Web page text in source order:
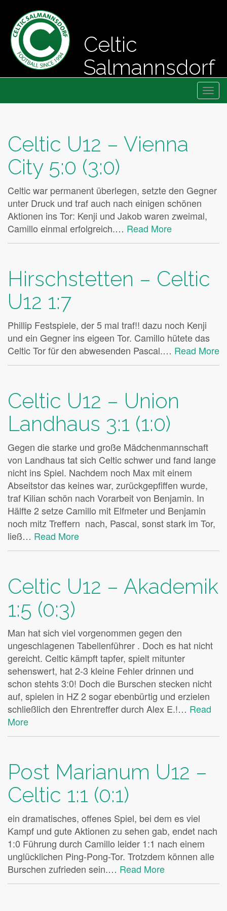
Celtic
Salmannsdorf
Menu
Celtic U12 – Vienna
City 5:0 (3:0)
Celtic war permanent überlegen, setzte den Gegner
unter Druck und traf auch nach einigen schönen
Aktionen ins Tor: Kenji und Jakob waren zweimal,
Camillo einmal erfolgreich.… Read More
Hirschstetten – Celtic
U12 1:7
Phillip Festspiele, der 5 mal traf!! dazu noch Kenji
und ein Gegner ins eigeen Tor. Camillo hütete das
Celtic Tor für den abwesenden Pascal.… Read More
Celtic U12 – Union
Landhaus 3:1 (1:0)
Gegen die starke und große Mädchenmannschaft
von Landhaus tat sich Celtic schwer und fand lange
nicht ins Spiel. Nachdem noch Max mit einem
Abseitstor das keines war, zurückgepfiffen wurde,
traf Kilian schön nach Vorarbeit von Benjamin. In
Hälfte 2 setze Camillo mit Elfmeter und Benjamin
noch mitz Treffern nach, Pascal, sonst stark im Tor,
ließ… Read More
Celtic U12 – Akademik
1:5 (0:3)
Man hat sich viel vorgenommen gegen den
ungeschlagenen Tabellenführer . Doch es hat nicht
gereicht. Celtic kämpft tapfer, spielt mitunter
sehenswert, hat 2-3 kleine Fehler drinnen und
schon stehts 3:0! Doch die Burschen stecken nicht
auf, spielen in HZ 2 sogar ebenbürtig und erzielen
schließlich den Ehrentreffer durch Alex E.!… Read
More
Post Marianum U12 –
Celtic 1:1 (0:1)
ein dramatisches, offenes Spiel, bei dem es viel
Kampf und gute Aktionen zu sehen gab, endet nach
1:0 Führung durch Camillo leider 1:1 nach einem
unglücklichen Ping-Pong-Tor. Trotzdem können alle
Burschen zufrieden sein.… Read More